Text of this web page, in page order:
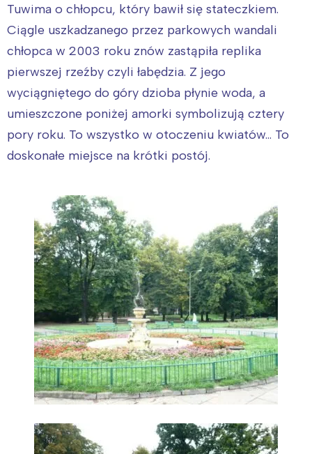
Tuwima o chłopcu, który bawił się stateczkiem.
Ciągle uszkadzanego przez parkowych wandali
chłopca w 2003 roku znów zastąpiła replika
pierwszej rzeźby czyli łabędzia. Z jego
wyciągniętego do góry dzioba płynie woda, a
umieszczone poniżej amorki symbolizują cztery
pory roku. To wszystko w otoczeniu kwiatów… To
doskonałe miejsce na krótki postój.